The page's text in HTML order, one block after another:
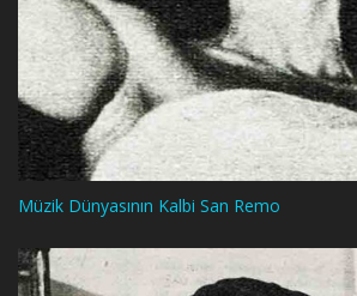
Müzik Dünyasının Kalbi San Remo